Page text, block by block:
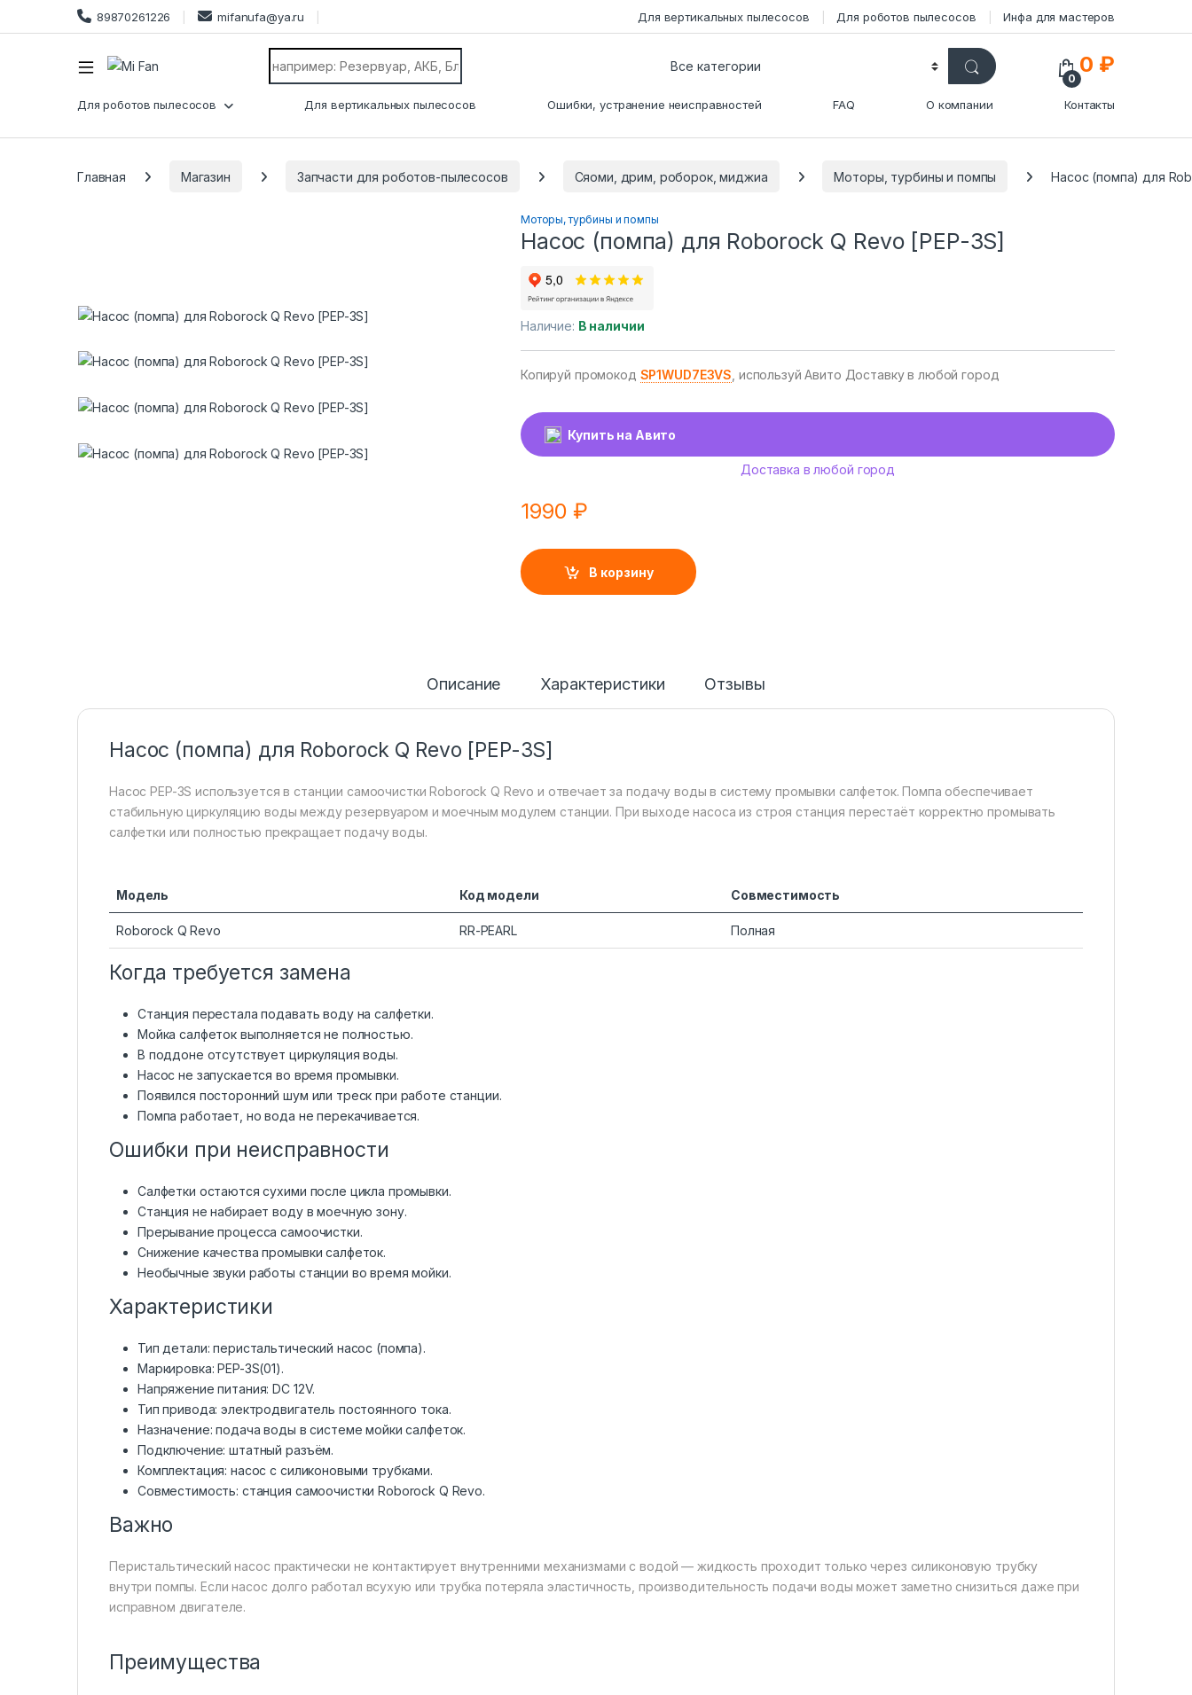
89870261226 mifanufa@ya.ru Для вертикальных пылесосов Для роботов пылесосов Инфа для мастеров
Search for:
Для роботов пылесосов Для вертикальных пылесосов Ошибки, устранение неисправностей FAQ О компании Контакты
0
0 ₽
Главная Магазин Запчасти для роботов-пылесосов Сяоми, дрим, роборок, миджиа Моторы, турбины и помпы Насос (помпа) для
Моторы, турбины и помпы
Насос (помпа) для Roborock Q Revo [PEP-3S]
Наличие: В наличии
Копируй промокод SP1WUD7E3VS, используй Авито Доставку в любой город
Купить на Авито
Доставка в любой город
1990₽
В корзину
Описание Характеристики Отзывы
Насос (помпа) для Roborock Q Revo [PEP-3S]
Насос PEP-3S используется в станции самоочистки Roborock Q Revo и отвечает за подачу воды в систему промывки салфеток. Помпа обеспечивает
стабильную циркуляцию воды между резервуаром и моечным модулем станции. При выходе насоса из строя станция перестаёт корректно промывать
салфетки или полностью прекращает подачу воды.
Модель Код модели Совместимость
Roborock Q Revo RR-PEARL Полная
Когда требуется замена
Станция перестала подавать воду на салфетки.
Мойка салфеток выполняется не полностью.
В поддоне отсутствует циркуляция воды.
Насос не запускается во время промывки.
Появился посторонний шум или треск при работе станции.
Помпа работает, но вода не перекачивается.
Ошибки при неисправности
Салфетки остаются сухими после цикла промывки.
Станция не набирает воду в моечную зону.
Прерывание процесса самоочистки.
Снижение качества промывки салфеток.
Необычные звуки работы станции во время мойки.
Характеристики
Тип детали: перистальтический насос (помпа).
Маркировка: PEP-3S(01).
Напряжение питания: DC 12V.
Тип привода: электродвигатель постоянного тока.
Назначение: подача воды в системе мойки салфеток.
Подключение: штатный разъём.
Комплектация: насос с силиконовыми трубками.
Совместимость: станция самоочистки Roborock Q Revo.
Важно
Перистальтический насос практически не контактирует внутренними механизмами с водой — жидкость проходит только через силиконовую трубку
внутри помпы. Если насос долго работал всухую или трубка потеряла эластичность, производительность подачи воды может заметно снизиться даже при
исправном двигателе.
Преимущества